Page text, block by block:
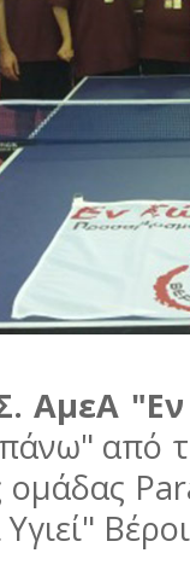
ΑμεΑ "Εν
από
ομάδας